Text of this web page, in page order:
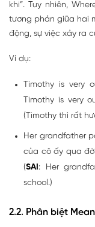
khi”. Tuy nhiên,
tương phản giữa hai
động, sự việc xảy ra
Ví dụ:
Timothy is very
Timothy is very
(Timothy thì rất
Her grandfather
của cô ấy qua
(SAI: Her
school.)
2.2. Phân biệt